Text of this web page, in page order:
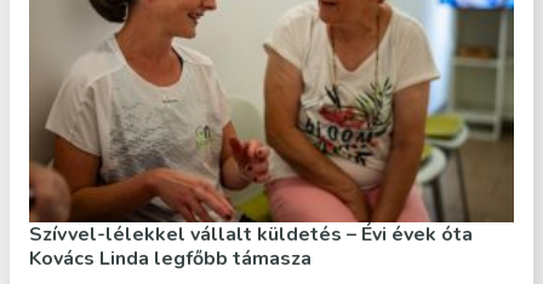
Szívvel-lélekkel vállalt küldetés – Évi évek óta
Kovács Linda legfőbb támasza